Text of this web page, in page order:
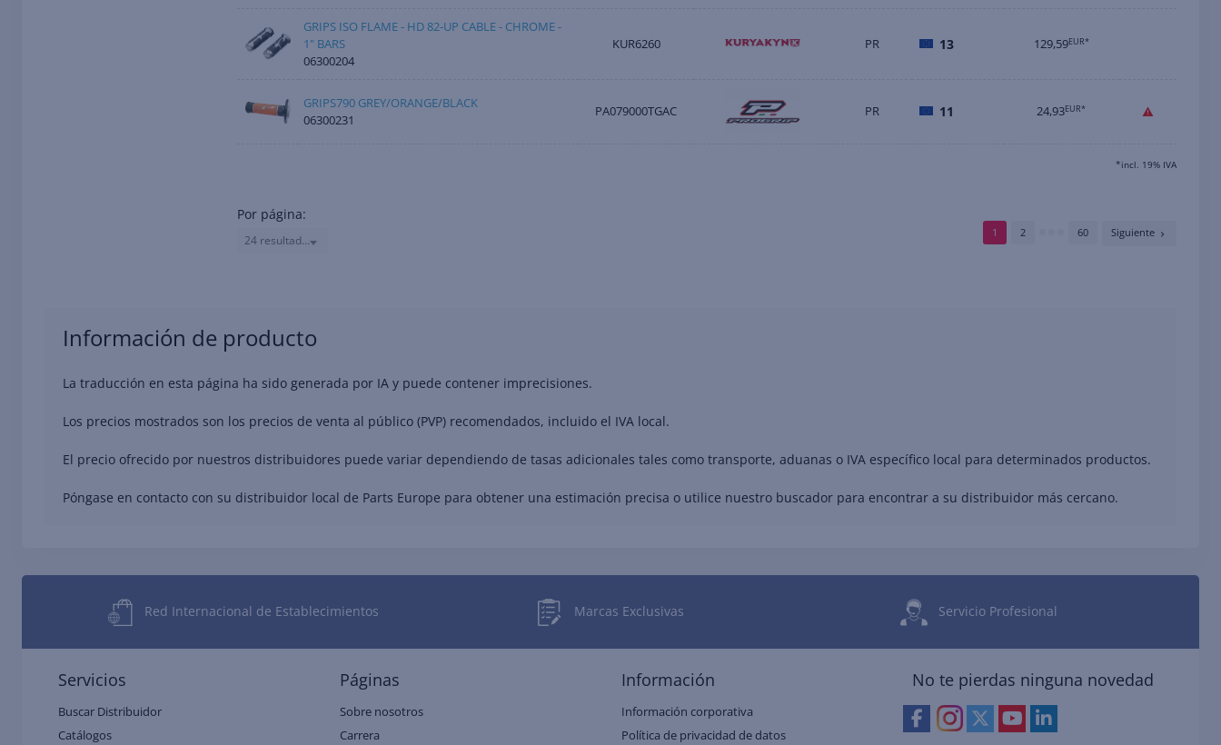
GRIPS ISO FLAME - HD 82-UP CABLE - CHROME -
1" BARS
06300204
KUR6260 PR 13 129,59EUR*
GRIPS790 GREY/ORANGE/BLACK
06300231
PA079000TGAC PR 11 24,93EUR*
*incl. 19% IVA
Por página:
24 resultados
1 2 60 Siguiente
Información de producto
La traducción en esta página ha sido generada por IA y puede contener imprecisiones.
Los precios mostrados son los precios de venta al público (PVP) recomendados, incluido el IVA local.
El precio ofrecido por nuestros distribuidores puede variar dependiendo de tasas adicionales tales como transporte, aduanas o IVA específico local para determinados productos.
Póngase en contacto con su distribuidor local de Parts Europe para obtener una estimación precisa o utilice nuestro buscador para encontrar a su distribuidor más cercano.
Red Internacional de Establecimientos Marcas Exclusivas Servicio Profesional
Servicios
Buscar Distribuidor
Catálogos
Páginas
Sobre nosotros
Carrera
Información
Información corporativa
Política de privacidad de datos
No te pierdas ninguna novedad